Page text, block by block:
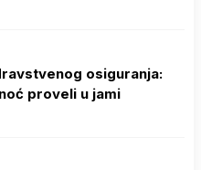
osiguranja:
proveli u jami